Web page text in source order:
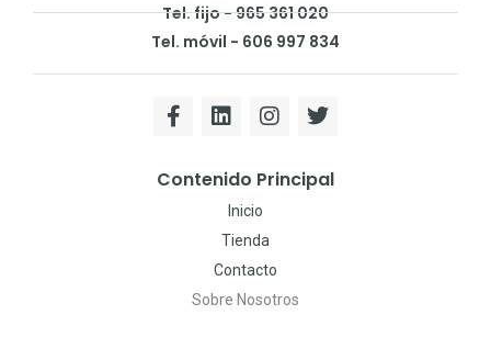
Tel. fijo - 965 361 020
Tel. móvil - 606 997 834
Contenido Principal
Inicio
Tienda
Contacto
Sobre Nosotros